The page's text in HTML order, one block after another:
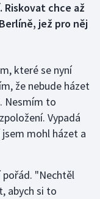
chce až
jež pro něj
které se nyní
že nebude házet
Nesmím to
Vypadá
mohl házet a
"Nechtěl
abych si to